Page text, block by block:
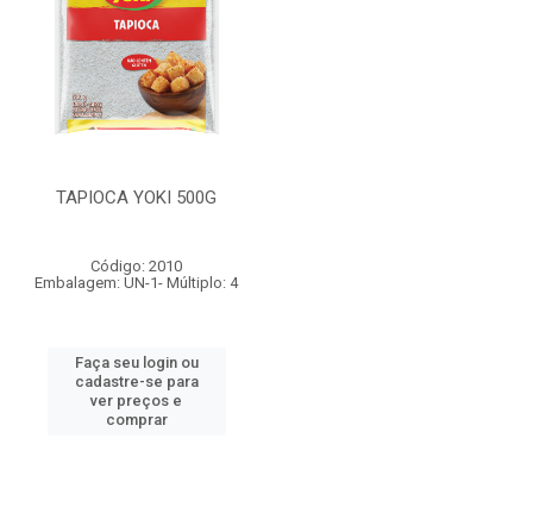
TAPIOCA YOKI 500G
Código: 2010
Embalagem: UN-1- Múltiplo: 4
Faça seu login ou
cadastre-se para
ver preços e
comprar